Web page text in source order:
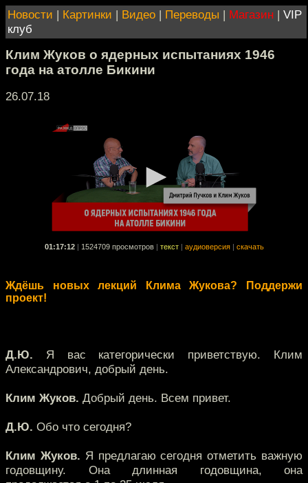
Новости | Картинки | Видео | Переводы | Магазин | VIP
клуб
Клим Жуков о ядерных испытаниях 1946
года на атолле Бикини
26.07.18
01:17:12 1524709 просмотров текст аудиоверсия скачать
Ждёшь новых лекций Клима Жукова? Поддержи
проект!
Д.Ю. Я вас категорически приветствую. Клим
Александрович, добрый день.
Клим Жуков. Добрый день. Всем привет.
Д.Ю. Обо что сегодня?
Клим Жуков. Я предлагаю сегодня отметить важную
годовщину. Она длинная годовщина, она